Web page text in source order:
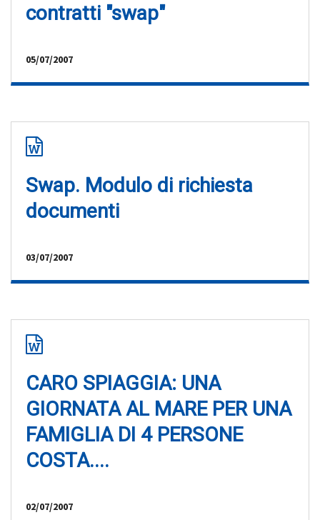
contratti "swap"
05/07/2007
Swap. Modulo di richiesta
documenti
03/07/2007
CARO SPIAGGIA: UNA
GIORNATA AL MARE PER UNA
FAMIGLIA DI 4 PERSONE
COSTA....
02/07/2007